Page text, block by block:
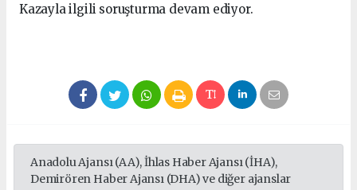
Kazayla ilgili soruşturma devam ediyor.
Anadolu Ajansı (AA), İhlas Haber Ajansı (İHA),
Demirören Haber Ajansı (DHA) ve diğer ajanslar